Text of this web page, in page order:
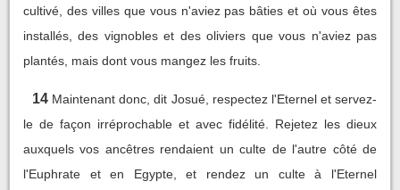
cultivé, des villes que vous n'aviez pas bâties et où vous êtes
installés, des vignobles et des oliviers que vous n'aviez pas
plantés, mais dont vous mangez les fruits.
14 Maintenant donc, dit Josué, respectez l'Eternel et servez-
le de façon irréprochable et avec fidélité. Rejetez les dieux
auxquels vos ancêtres rendaient un culte de l'autre côté de
l'Euphrate et en Egypte, et rendez un culte à l'Eternel